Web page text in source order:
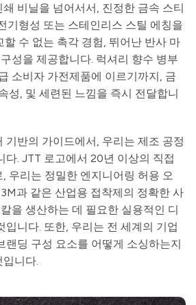
비닐을 넘어서서, 진정한 금속 스티
형성 또는 스테인리스 스틸 에칭을
수 없는 촉각 경험, 뛰어난 반사 마
성을 제공합니다. 럭셔리 향수 병부
소비자 가전제품에 이르기까지, 금
성, 및 세련된 느낌을 즉시 전달합니
기반의 가이드에서, 우리는 제조 공정
다. JTT 로고에서 20년 이상의 직접
우리는 정밀한 엔지니어링 허용 오
과 같은 산업용 접착제의 정확한 사
을 생산하는 데 필요한 실용적인 디
입니다. 또한, 우리는 전 세계의 기업
랜딩 구성 요소를 어떻게 소싱하는지
니다.